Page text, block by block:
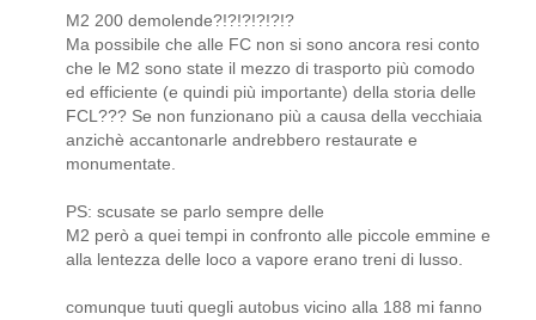
M2 200 demolende?!?!?!?!?!?
Ma possibile che alle FC non si sono ancora resi conto
che le M2 sono state il mezzo di trasporto più comodo
ed efficiente (e quindi più importante) della storia delle
FCL??? Se non funzionano più a causa della vecchiaia
anzichè accantonarle andrebbero restaurate e
monumentate.
PS: scusate se parlo sempre delle
M2 però a quei tempi in confronto alle piccole emmine e
alla lentezza delle loco a vapore erano treni di lusso.
comunque tuuti quegli autobus vicino alla 188 mi fanno